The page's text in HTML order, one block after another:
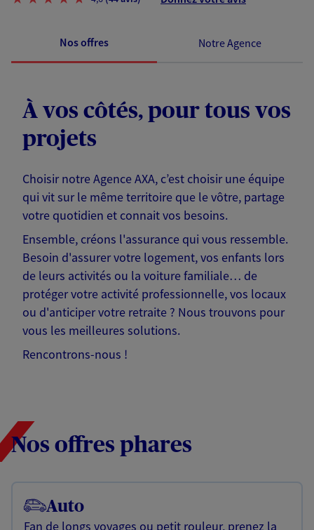
Nos offres Notre Agence
À vos côtés, pour tous vos
projets
Choisir notre Agence AXA, c’est choisir une équipe
qui vit sur le même territoire que le vôtre, partage
votre quotidien et connait vos besoins.
Ensemble, créons l'assurance qui vous ressemble.
Besoin d'assurer votre logement, vos enfants lors
de leurs activités ou la voiture familiale… de
protéger votre activité professionnelle, vos locaux
ou d'anticiper votre retraite ? Nous trouvons pour
vous les meilleures solutions.
Rencontrons-nous !
Nos offres phares
Auto
Fan de longs voyages ou petit rouleur, prenez la